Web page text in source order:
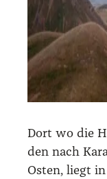
Dort wo die
den nach
Osten, liegt in